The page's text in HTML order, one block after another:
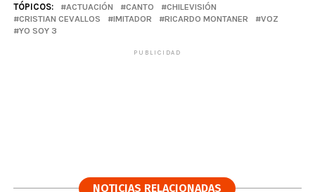
TÓPICOS: ACTUACIÓN CANTO
CHILEVISIÓN
CRISTIAN CEVALLOS
IMITADOR RICARDO MONTANER
VOZ
YO SOY 3
PUBLICIDAD
NOTICIAS RELACIONADAS